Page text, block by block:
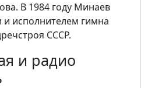
В 1984 году Минаев
и исполнителем гимна
СССР.
и радио